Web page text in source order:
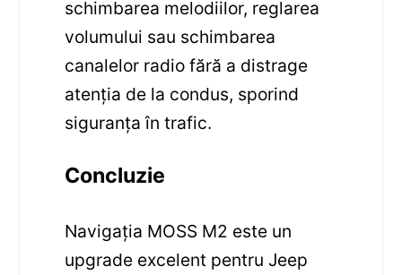
schimbarea melodiilor, reglarea
volumului sau schimbarea
canalelor radio fără a distrage
atenția de la condus, sporind
siguranța în trafic.
Concluzie
Navigația MOSS M2 este un
upgrade excelent pentru Jeep